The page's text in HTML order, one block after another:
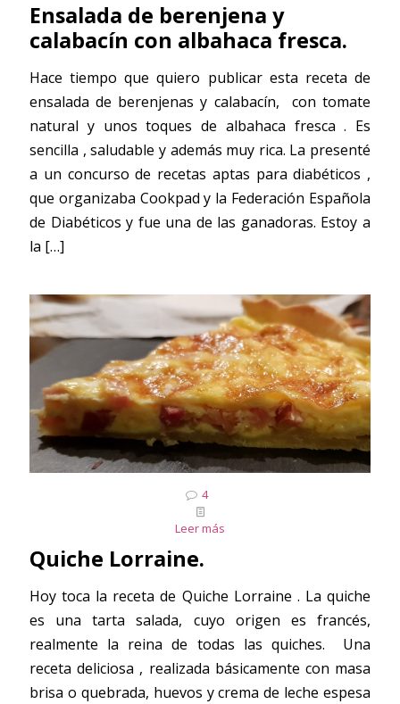
Ensalada de berenjena y
calabacín con albahaca fresca.
Hace tiempo que quiero publicar esta receta de
ensalada de berenjenas y calabacín, con tomate
natural y unos toques de albahaca fresca . Es
sencilla , saludable y además muy rica. La presenté
a un concurso de recetas aptas para diabéticos ,
que organizaba Cookpad y la Federación Española
de Diabéticos y fue una de las ganadoras. Estoy a
la […]
4
Leer más
Quiche Lorraine.
Hoy toca la receta de Quiche Lorraine . La quiche
es una tarta salada, cuyo origen es francés,
realmente la reina de todas las quiches. Una
receta deliciosa , realizada básicamente con masa
brisa o quebrada, huevos y crema de leche espesa